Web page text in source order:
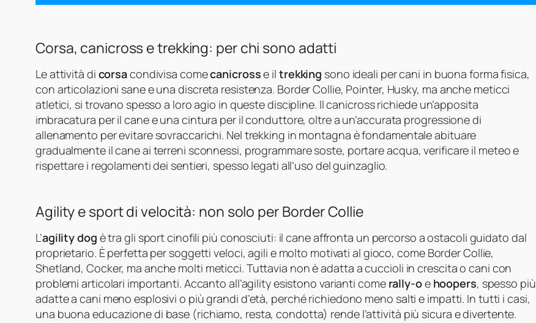
Corsa, canicross e trekking: per chi sono adatti
Le attività di corsacondivisa comecanicrosse il trekking sono ideali per cani in buona forma fisica,
con articolazioni sane e una discreta resistenza. Border Collie, Pointer, Husky, ma anche meticci
atletici, si trovano spesso a loro agio in queste discipline. Il canicross richiede un’apposita
imbracatura per il cane e una cintura per il conduttore, oltre a un’accurata progressione di
allenamento per evitare sovraccarichi. Nel trekking in montagna è fondamentale abituare
gradualmente il cane ai terreni sconnessi, programmare soste, portare acqua, verificare il meteo e
rispettare i regolamenti dei sentieri, spesso legati all’uso del guinzaglio.
Agility e sport di velocità: non solo per Border Collie
L’agility dog è tra gli sport cinofili più conosciuti: il cane affronta un percorso a ostacoli guidato dal
proprietario. È perfetta per soggetti veloci, agili e molto motivati al gioco, come Border Collie,
Shetland, Cocker, ma anche molti meticci. Tuttavia non è adatta a cuccioli in crescita o cani con
problemi articolari importanti. Accanto all’agility esistono varianti come rally-oe hoopers, spesso più
adatte a cani meno esplosivi o più grandi d’età, perché richiedono meno salti e impatti. In tutti i casi,
una buona educazione di base (richiamo, resta, condotta) rende l’attività più sicura e divertente.